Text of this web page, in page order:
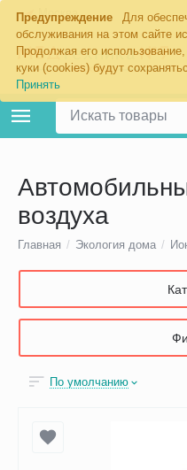
Предупреждение
Для
обслуживания на этом сайте
Продолжая его
куки (cookies) будут
Принять
Москва
воздуха
Главная / Экология дома /
По умолчанию